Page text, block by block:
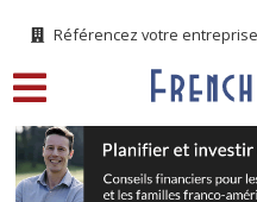
Référencez votre entreprise